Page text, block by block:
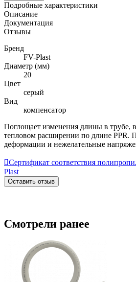
Подробные характеристики
Описание
Документация
Отзывы
Бренд
FV-Plast
Диаметр (мм)
20
Цвет
серый
Вид
компенсатор
Поглощает изменения длины в трубе,
тепловом расширении по длине PPR.
деформации и нежелательные
Сертификат соответствия
Plast
Оставить отзыв
Смотрели ранее